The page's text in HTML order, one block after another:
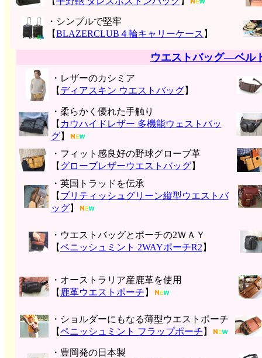
・シンプルで堅牢
【BLAZERCLUB４輪キャリーケース 】
ウエストバッグ―ベル
・レザーのカシミア
【 ディアスキン ウエストバッグ】
・柔らかく優れた手触り
【 カウハイドレザー 多機能ウェストバッ
グ】
・フィット感良好の野球グローブ革
【 グローブレザーウエストバッグ】
・英国トラッドを伝承
【 ブリティッシュグリーン縦型ウエストバ
ッグ】
・ウエストバッグとポーチの2ＷＡＹ
【ペニッシュミント 2WAYポーチR2 】
・オーストラリア産鹿革を使用
【 鹿革ウエストポーチ 】
・ショルダーにもなる薄型ウエストポーチ
【ペニッシュミント フラップポーチ 】
・豊岡発の日本製